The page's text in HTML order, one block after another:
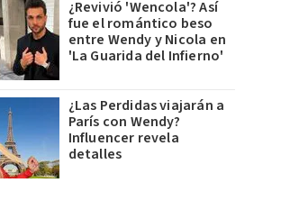
¿Revivió 'Wencola'? Así
fue el romántico beso
entre Wendy y Nicola en
'La Guarida del Infierno'
¿Las Perdidas viajarán a
París con Wendy?
Influencer revela
detalles